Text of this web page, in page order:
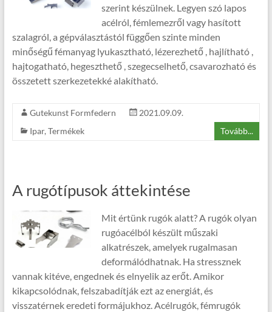
szerint készülnek. Legyen szó lapos
acélról, fémlemezről vagy hasított
szalagról, a gépválasztástól függően szinte minden
minőségű fémanyag lyukasztható, lézerezhető , hajlítható ,
hajtogatható, hegeszthető , szegecselhető, csavarozható és
összetett szerkezetekké alakítható.
Gutekunst Formfedern
2021.09.09.
Ipar, Termékek Tovább...
A rugótípusok áttekintése
Mit értünk rugók alatt? A rugók olyan
rugóacélból készült műszaki
alkatrészek, amelyek rugalmasan
deformálódhatnak. Ha stressznek
vannak kitéve, engednek és elnyelik az erőt. Amikor
kikapcsolódnak, felszabadítják ezt az energiát, és
visszatérnek eredeti formájukhoz. Acélrugók, fémrugók